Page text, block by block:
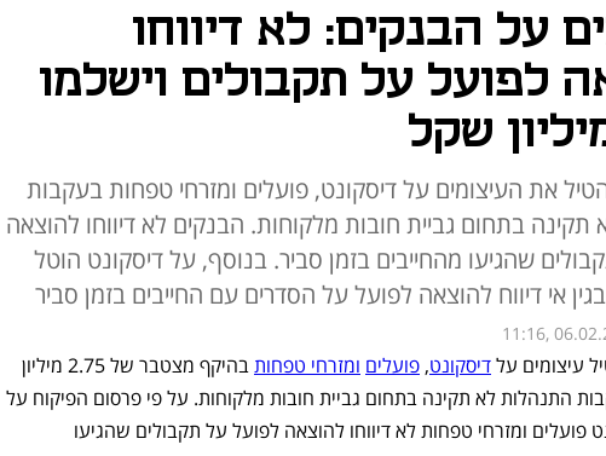
על הבנקים: לא דיווחו
לפועל על תקבולים וישלמו
את העיצומים על דיסקונט, פועלים ומזרחי טפחות בעקבות
בתחום גביית חובות מלקוחות. הבנקים לא דיווחו להוצאה
שהגיעו מהחייבים בזמן סביר. בנוסף, על דיסקונט הוטל
אי דיווח להוצאה לפועל על הסדרים עם החייבים בזמן סביר
11:16,
עיצומים על דיסקונט, פועלים ומזרחי טפחות